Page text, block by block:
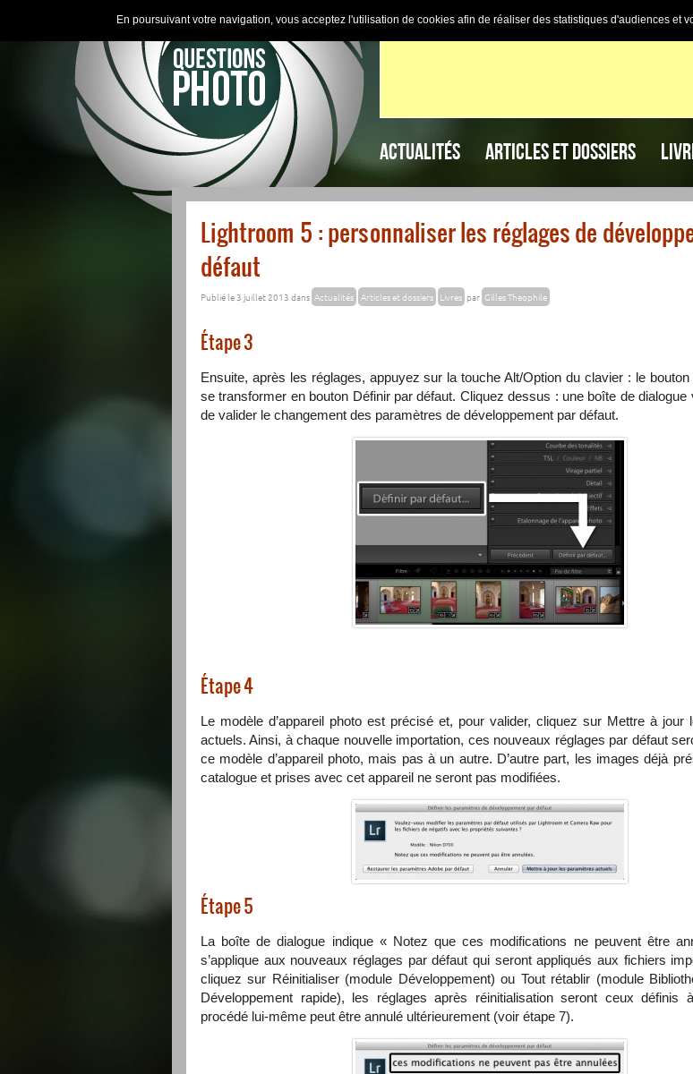
ACTUALITÉS ARTICLES ET DOSSIERS
Lightroom 5 : personnaliser les réglages de
défaut
Publié le 3 juillet 2013 dans Actualités Articles et dossiers Livres par Gilles Theophile
Étape 3
Ensuite, après les réglages, appuyez sur la touche Alt/Option du clavier : le
se transformer en bouton Définir par défaut. Cliquez dessus : une boîte de dialogue
de valider le changement des paramètres de développement par défaut.
Étape 4
Le modèle d’appareil photo est précisé et, pour valider, cliquez sur Mettre à jour
actuels. Ainsi, à chaque nouvelle importation, ces nouveaux réglages par défaut
ce modèle d’appareil photo, mais pas à un autre. D’autre part, les images déjà
catalogue et prises avec cet appareil ne seront pas modifiées.
Étape 5
La boîte de dialogue indique « Notez que ces modifications ne peuvent être
s’applique aux nouveaux réglages par défaut qui seront appliqués aux fichiers
cliquez sur Réinitialiser (module Développement) ou Tout rétablir (module
Développement rapide), les réglages après réinitialisation seront ceux définis
procédé lui-même peut être annulé ultérieurement (voir étape 7).
En poursuivant votre navigation, vous acceptez l'utilisation de cookies afin de réaliser des statistiques d'audiences et